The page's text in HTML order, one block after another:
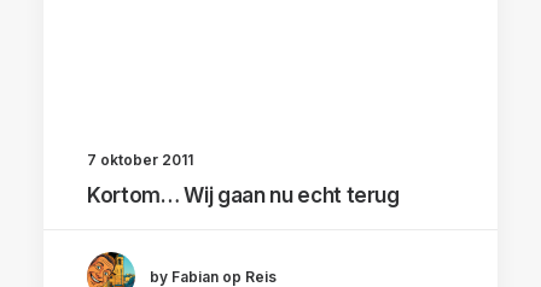
7 oktober 2011
Kortom… Wij gaan nu echt terug
by Fabian op Reis